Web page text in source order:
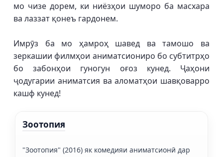
мо чизе дорем, ки ниёзҳои шуморо ба масхара
ва лаззат қонеъ гардонем.
Имрӯз ба мо ҳамроҳ шавед ва тамошо ва
зеркашии филмҳои аниматсиониро бо субтитрҳо
бо забонҳои гуногун оғоз кунед. Ҷаҳони
ҷодугарии аниматсия ва аломатҳои шавқоварро
кашф кунед!
Зоотопия
"Зоотопия" (2016) як комедияи аниматсионӣ дар